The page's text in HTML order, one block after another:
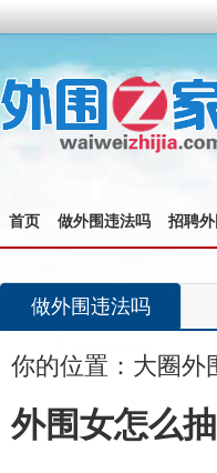
首页 做外围违法吗 招聘
做外围违法吗
你的位置： 大圈外
外围女怎么